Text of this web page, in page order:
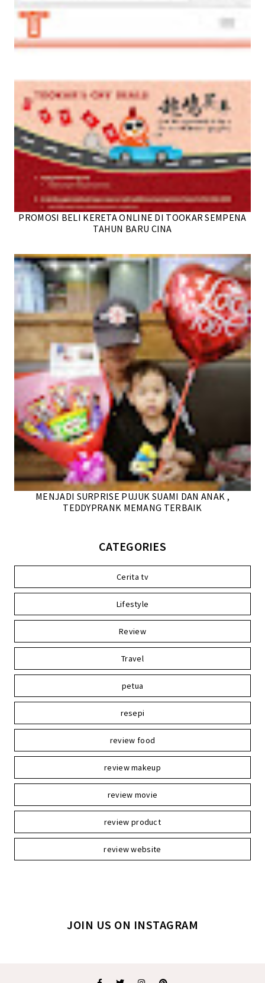
PROMOSI BELI KERETA ONLINE DI TOOKAR SEMPENA
TAHUN BARU CINA
MENJADI SURPRISE PUJUK SUAMI DAN ANAK ,
TEDDYPRANK MEMANG TERBAIK
CATEGORIES
Cerita tv
Lifestyle
Review
Travel
petua
resepi
review food
review makeup
review movie
review product
review website
JOIN US ON INSTAGRAM